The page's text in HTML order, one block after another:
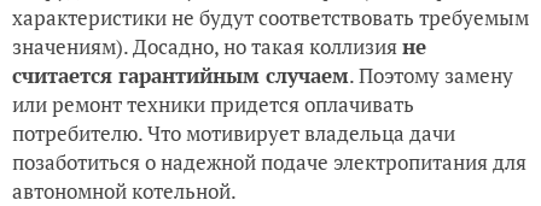
характеристики не будут соответствовать требуемым
значениям). Досадно, но такая коллизияне
считается гарантийным случаем. Поэтому замену
или ремонт техники придется оплачивать
потребителю. Что мотивирует владельца дачи
позаботиться о надежной подаче электропитания для
автономной котельной.